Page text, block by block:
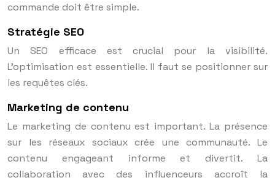
commande doit être simple.
Stratégie SEO
Un SEO efficace est crucial pour la visibilité.
L’optimisation est essentielle. Il faut se positionner sur
les requêtes clés.
Marketing de contenu
Le marketing de contenu est important. La présence
sur les réseaux sociaux crée une communauté. Le
contenu engageant informe et divertit. La
collaboration avec des influenceurs accroît la